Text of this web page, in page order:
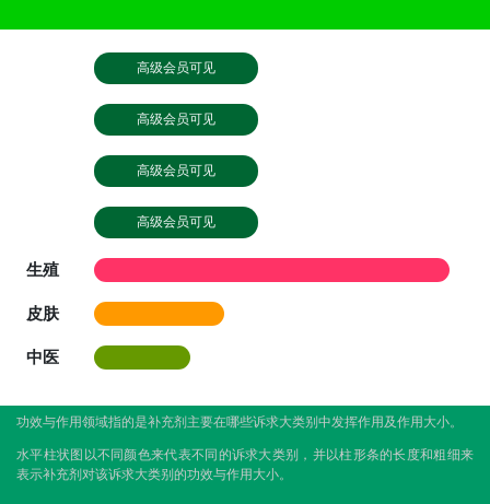
高级会员可见
高级会员可见
高级会员可见
高级会员可见
生殖
皮肤
中医
功效与作用领域指的是补充剂主要在哪些诉求大类别中发挥作用及作用大小。
水平柱状图以不同颜色来代表不同的诉求大类别，并以柱形条的长度和粗细来
表示补充剂对该诉求大类别的功效与作用大小。